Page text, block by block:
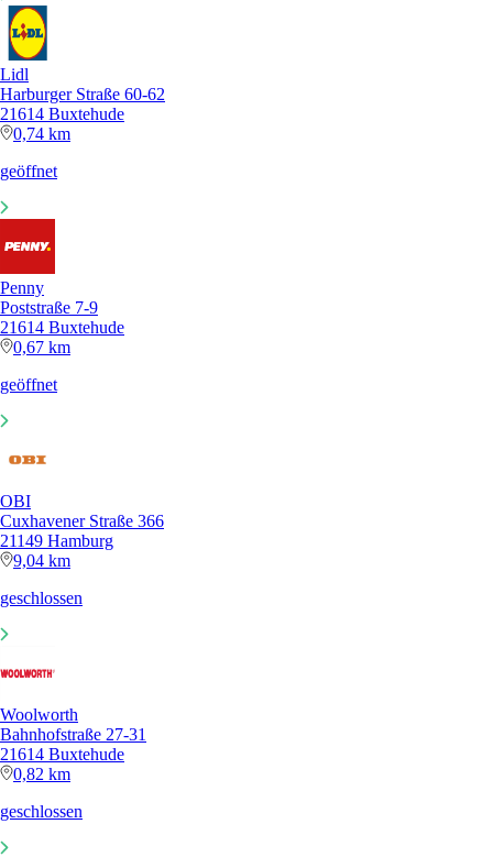
Lidl
Harburger Straße 60-62
21614 Buxtehude
0,74 km
geöffnet
Penny
Poststraße 7-9
21614 Buxtehude
0,67 km
geöffnet
OBI
Cuxhavener Straße 366
21149 Hamburg
9,04 km
geschlossen
Woolworth
Bahnhofstraße 27-31
21614 Buxtehude
0,82 km
geschlossen